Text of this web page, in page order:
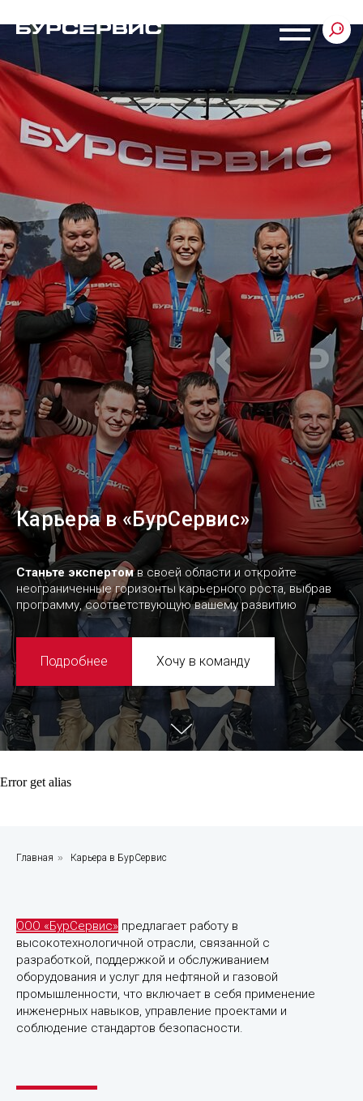
Карьера в «БурСервис»
Станьте экспертомв своей области и откройте
неограниченные горизонты карьерного роста, выбрав
программу, соответствующую вашему развитию
Подробнее Хочу в команду
Error get alias
в
Главная » Карьера в БурСервис
ООО «БурСервис» предлагает работу в
высокотехнологичной отрасли, связанной с
разработкой, поддержкой и обслуживанием
оборудования и услуг для нефтяной и газовой
промышленности, что включает в себя применение
инженерных навыков, управление проектами и
соблюдение стандартов безопасности.